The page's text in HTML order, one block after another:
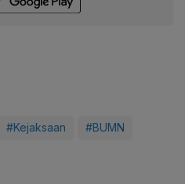
#Kejaksaan #BUMN